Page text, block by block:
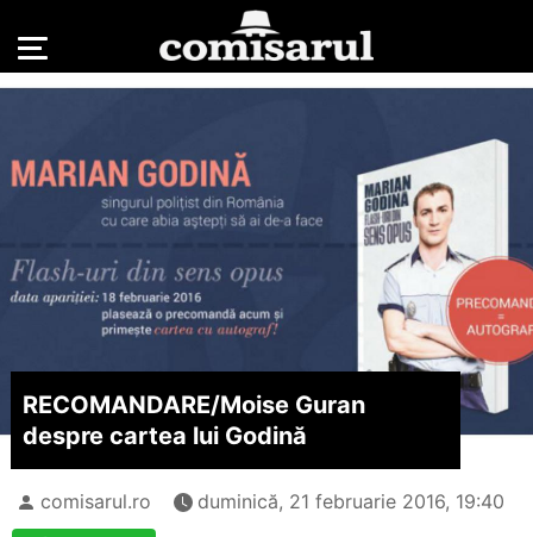
RECOMANDARE/Moise Guran
despre cartea lui Godină
comisarul.ro duminică, 21 februarie 2016, 19:40